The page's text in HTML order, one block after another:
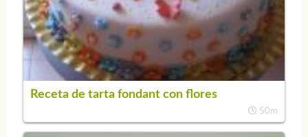
Receta de tarta fondant con flores
50m